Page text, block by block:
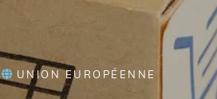
UNION EUROPÉENNE